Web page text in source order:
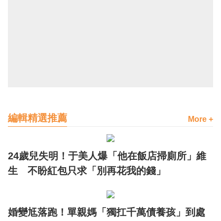
編輯精選推薦 More +
24歲兒失明！于美人爆「他在飯店掃廁所」維
生 不盼紅包只求「別再花我的錢」
婚變尪落跑！單親媽「獨扛千萬債養孩」到處